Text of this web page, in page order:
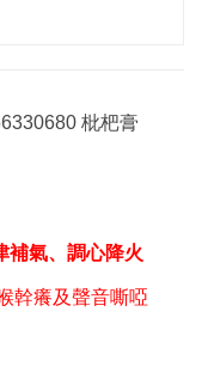
枇杷膏
補氣、調心降火
幹癢及聲音嘶啞